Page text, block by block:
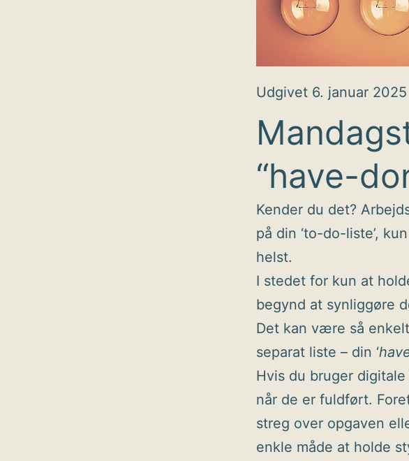
Udgivet 6. januar 2025
“have-
Kender du det?
på din ‘to-do-liste’,
helst.
I stedet for kun at
begynd at synliggøre
Det kan være så
separat liste – din ‘
Hvis du bruger
når de er fuldført.
streg over opgaven
enkle måde at holde